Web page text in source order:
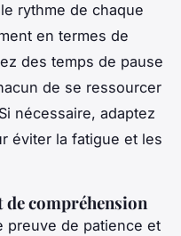
rythme de chaque
en termes de
des temps de pause
de se ressourcer
nécessaire, adaptez
éviter la fatigue et les
de compréhension
preuve de patience et